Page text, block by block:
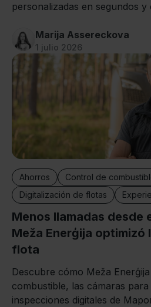
personalizadas en segundos
Marija Assereckova
1 julio 2026
Ahorros
Control de
Digitalización de flotas
Menos llamadas desde
Meža Enerģija optimizó
flota
Descubre cómo Meža
combustible, las cámaras
inspecciones digitales de